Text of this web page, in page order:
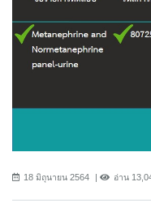
18 มิถุนายน 2564 อ่าน